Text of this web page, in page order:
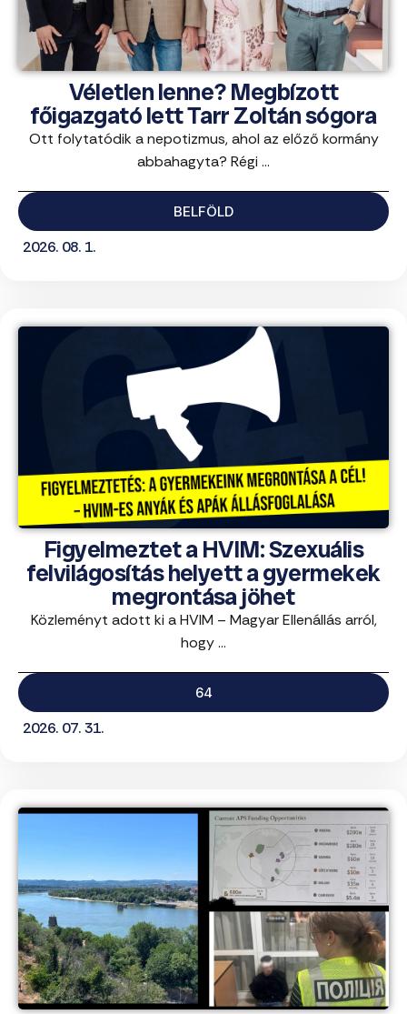
Véletlen lenne? Megbízott
főigazgató lett Tarr Zoltán sógora
Ott folytatódik a nepotizmus, ahol az előző kormány
abbahagyta? Régi ...
BELFÖLD
2026. 08. 1.
Figyelmeztet a HVIM: Szexuális
felvilágosítás helyett a gyermekek
megrontása jöhet
Közleményt adott ki a HVIM – Magyar Ellenállás arról,
hogy ...
64
2026. 07. 31.